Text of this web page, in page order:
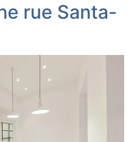
rue Santa-